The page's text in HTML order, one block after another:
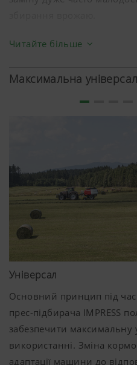
Тому надійний партнер
Читайте більше
Максимальна
Універсал
Основний принцип під
прес-підбирача IMPRESS
забезпечити максимальну
використанні. Зміна
адаптації машини до